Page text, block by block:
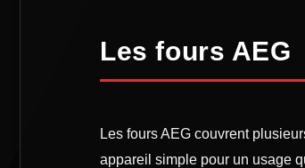
Les fours AEG
Les fours AEG couvrent
appareil simple pour un usage